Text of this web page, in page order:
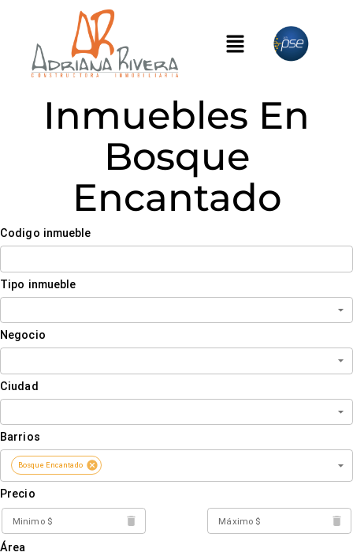
Inmuebles En
Bosque
Encantado